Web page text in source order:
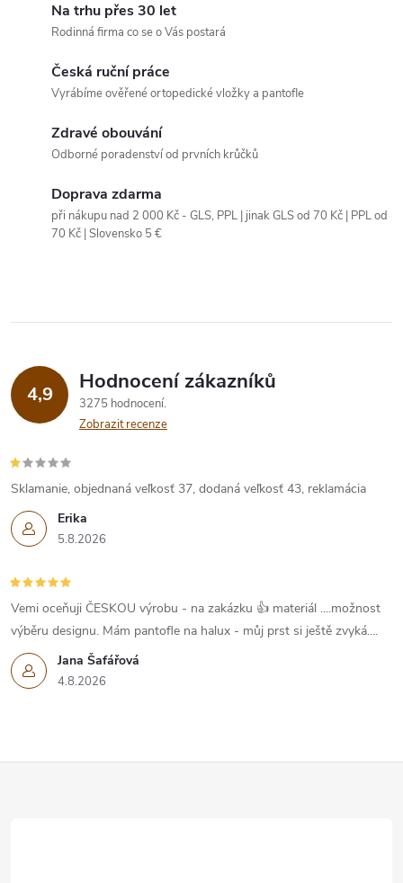
k
y
v
ý
p
s
u
Na trhu přes 30 let
Rodinná firma co se o Vás postará
Česká ruční práce
Vyrábíme ověřené ortopedické vložky a pantofle
Zdravé obouvání
Odborné poradenství od prvních krůčků
Doprava zdarma
při nákupu nad 2 000 Kč - GLS, PPL | jinak GLS od 70 Kč | PPL od
70 Kč | Slovensko 5 €
4,9 Hodnocení zákazníků
3275 hodnocení
Zobrazit recenze
Erika
5.8.2026
Sklamanie, objednaná veľkosť 37, dodaná veľkosť 43, reklamácia
Jana Šafářová
4.8.2026
Vemi oceňuji ČESKOU výrobu - na zakázku 👍 materiál ....možnost
výběru designu. Mám pantofle na halux - můj prst si ještě zvyká....